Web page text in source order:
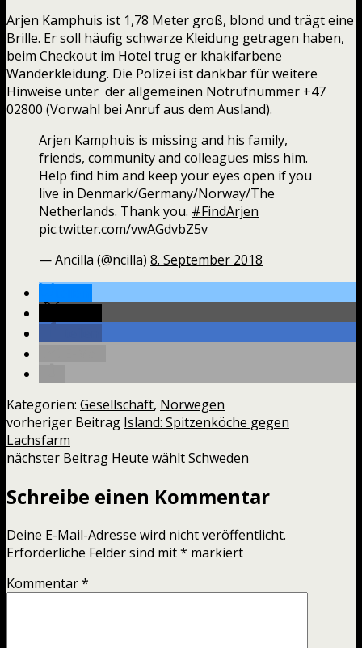
Arjen Kamphuis ist 1,78 Meter groß, blond und trägt eine
Brille. Er soll häufig schwarze Kleidung getragen haben,
beim Checkout im Hotel trug er khakifarbene
Wanderkleidung. Die Polizei ist dankbar für weitere
Hinweise unter der allgemeinen Notrufnummer +47
02800 (Vorwahl bei Anruf aus dem Ausland).
Arjen Kamphuis is missing and his family,
friends, community and colleagues miss him.
Help find him and keep your eyes open if you
live in Denmark/Germany/Norway/The
Netherlands. Thank you. #FindArjen
pic.twitter.com/vwAGdvbZ5v
— Ancilla (@ncilla) 8. September 2018
Kategorien: Gesellschaft, Norwegen
vorheriger Beitrag Island: Spitzenköche gegen
Lachsfarm
nächster Beitrag Heute wählt Schweden
Schreibe einen Kommentar
Deine E-Mail-Adresse wird nicht veröffentlicht.
Erforderliche Felder sind mit* markiert
Kommentar*